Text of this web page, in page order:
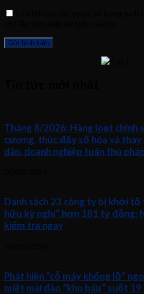
Tháng 8/2026: Hàng loạt chính
cương, thúc đẩy số hóa và
dân, doanh nghiệp tuân thủ
Danh sách 23 công ty bị khởi tố
hữu kỳ nghỉ” hơn 181 tỷ đồng:
kiểm tra ngay
Phát hiện “cỗ máy khổng lồ”
miệt mài đào “kho báu” suốt